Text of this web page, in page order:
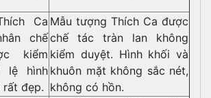
Ca
chế
kiểm
lệ hình
rất đẹp.
Mẫu tượng Thích Ca được
chế tác tràn lan không
kiểm duyệt. Hình khối và
khuôn mặt không sắc nét,
không có hồn.